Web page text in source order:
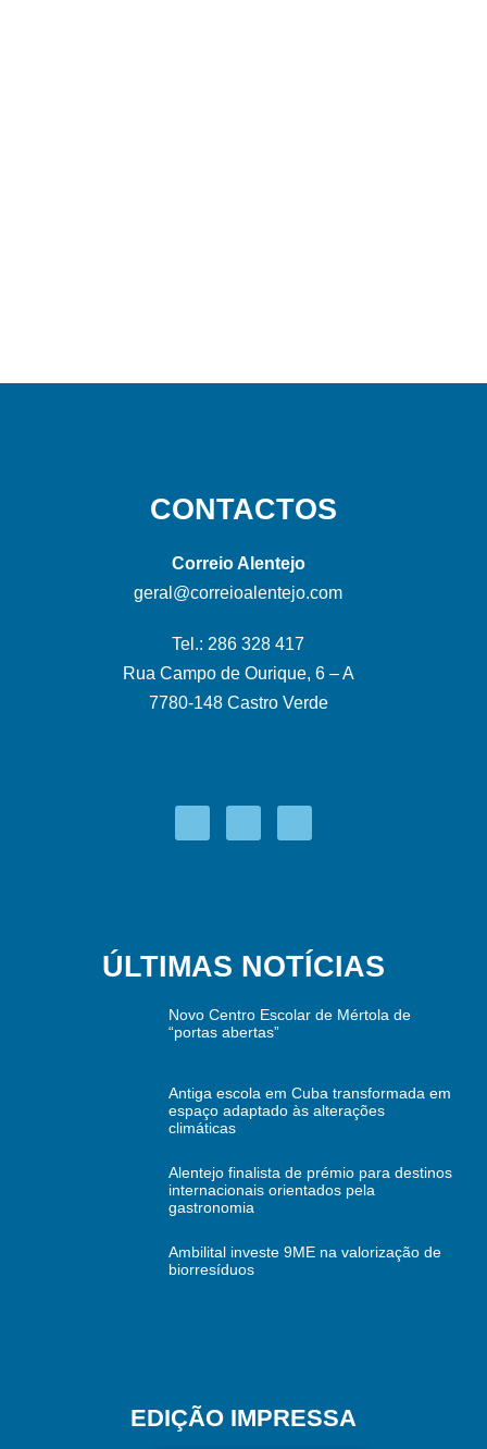
CONTACTOS
Correio Alentejo
geral@correioalentejo.com
Tel.: 286 328 417
Rua Campo de Ourique, 6 – A
7780-148 Castro Verde
ÚLTIMAS NOTÍCIAS
Novo Centro Escolar de Mértola de
“portas abertas”
Antiga escola em Cuba transformada em
espaço adaptado às alterações
climáticas
Alentejo finalista de prémio para destinos
internacionais orientados pela
gastronomia
Ambilital investe 9ME na valorização de
biorresíduos
EDIÇÃO IMPRESSA